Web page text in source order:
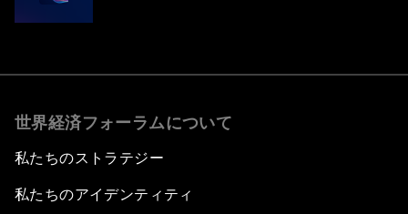
世界経済フォーラムについて
私たちのストラテジー
私たちのアイデンティティ